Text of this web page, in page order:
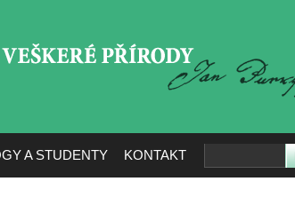
A STUDENTY KONTAKT